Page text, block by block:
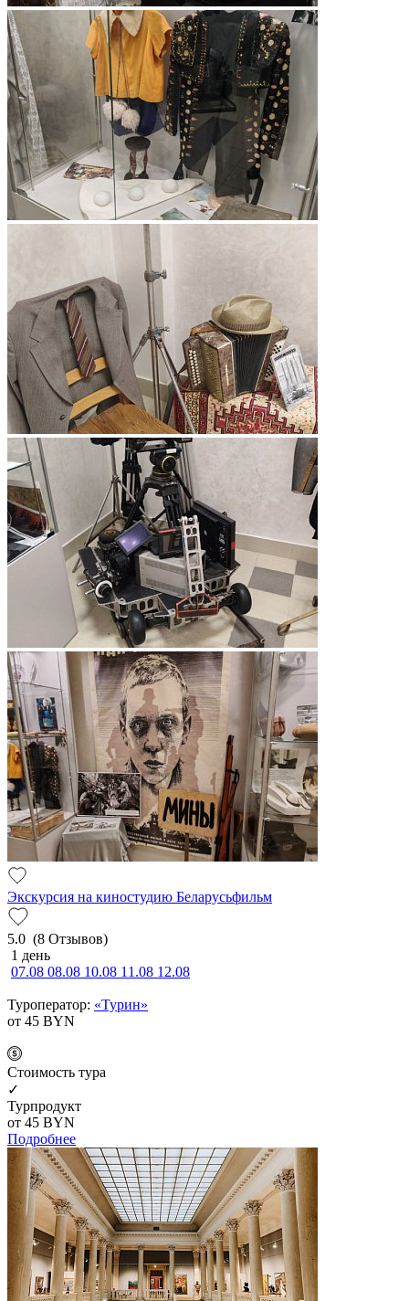
Экскурсия на киностудию Беларусьфильм
5.0 (8 Отзывов)
1 день
07.08 08.08 10.08 11.08 12.08
Туроператор: «Турин»
от 45 BYN
Cтоимость тура
✓
Турпродукт
от 45 BYN
Подробнее